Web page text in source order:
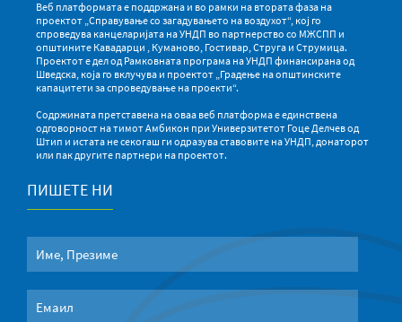
Веб платформата е поддржана и во рамки на втората фаза на
проектот „Справување со загадувањето на воздухот“, кој го
спроведува канцеларијата на УНДП во партнерство со МЖСПП и
општините Кавадарци , Куманово, Гостивар, Струга и Струмица.
Проектот е дел од Рамковната програма на УНДП финансирана од
Шведска, која го вклучува и проектот „Градење на општинските
капацитети за спроведување на проекти“.
Содржината претставена на оваа веб платформа е единствена
одговорност на тимот Амбикон при Универзитетот Гоце Делчев од
Штип и истата не секогаш ги одразува ставовите на УНДП, донаторот
или пак другите партнери на проектот.
ПИШЕТЕ НИ